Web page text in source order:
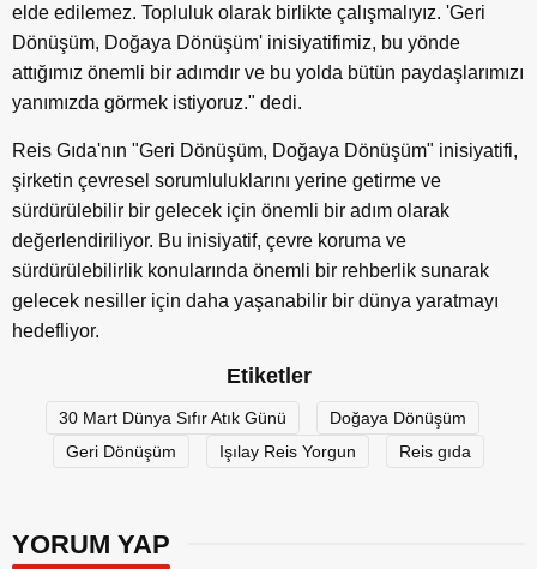
elde edilemez. Topluluk olarak birlikte çalışmalıyız. 'Geri
Dönüşüm, Doğaya Dönüşüm' inisiyatifimiz, bu yönde
attığımız önemli bir adımdır ve bu yolda bütün paydaşlarımızı
yanımızda görmek istiyoruz." dedi.
Reis Gıda'nın "Geri Dönüşüm, Doğaya Dönüşüm" inisiyatifi,
şirketin çevresel sorumluluklarını yerine getirme ve
sürdürülebilir bir gelecek için önemli bir adım olarak
değerlendiriliyor. Bu inisiyatif, çevre koruma ve
sürdürülebilirlik konularında önemli bir rehberlik sunarak
gelecek nesiller için daha yaşanabilir bir dünya yaratmayı
hedefliyor.
Etiketler
30 Mart Dünya Sıfır Atık Günü
Doğaya Dönüşüm
Geri Dönüşüm
Işılay Reis Yorgun Reis gıda
YORUM YAP